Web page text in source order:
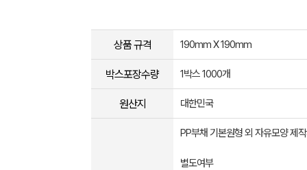
상품 규격 190mm X 190mm
박스포장수량 1박스 1000개
원산지 대한민국
PP부채 기본원형 외 자유모양 제
별도여부